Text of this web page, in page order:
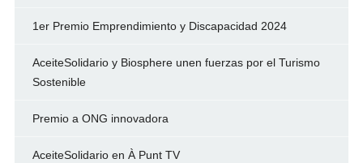
1er Premio Emprendimiento y Discapacidad 2024
AceiteSolidario y Biosphere unen fuerzas por el Turismo
Sostenible
Premio a ONG innovadora
AceiteSolidario en À Punt TV